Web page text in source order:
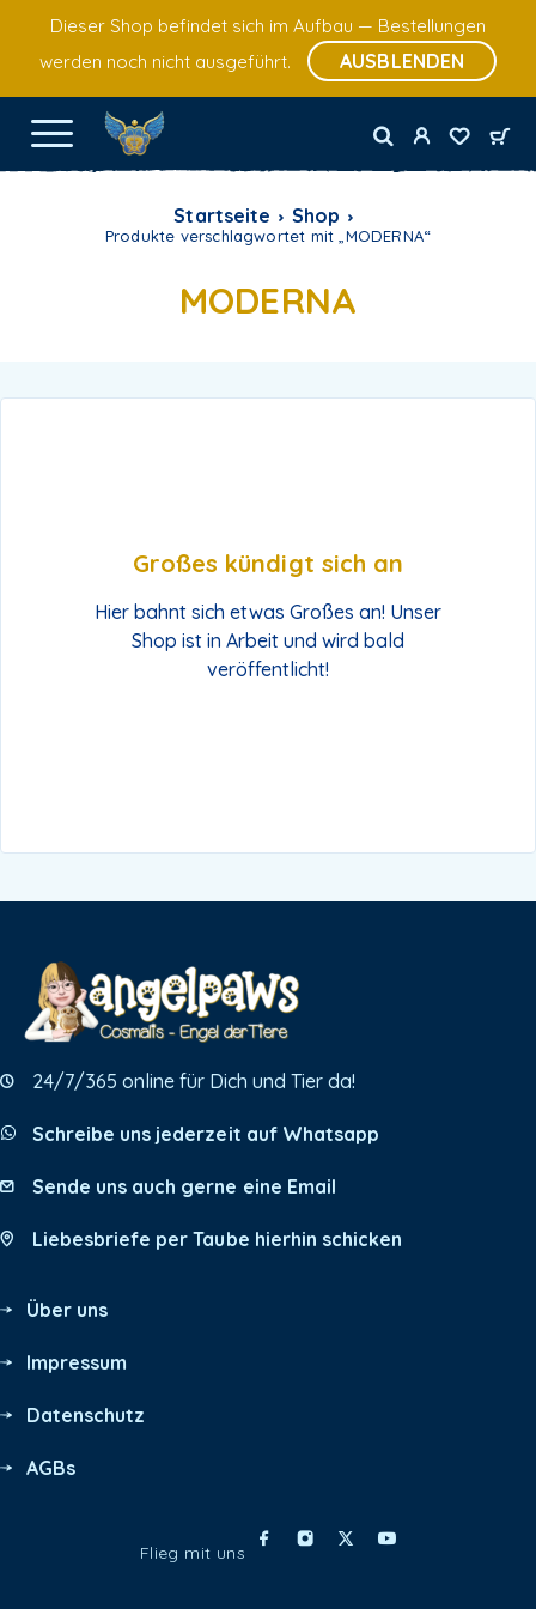
Dieser Shop befindet sich im Aufbau — Bestellungen
werden noch nicht ausgeführt.
AUSBLENDEN
Startseite Shop
Produkte verschlagwortet mit „MODERNA“
MODERNA
Großes kündigt sich an
Hier bahnt sich etwas Großes an! Unser
Shop ist in Arbeit und wird bald
veröffentlicht!
24/7/365 online für Dich und Tier da!
Schreibe uns jederzeit auf Whatsapp
Sende uns auch gerne eine Email
Liebesbriefe per Taube hierhin schicken
Über uns
Impressum
Datenschutz
AGBs
Flieg mit uns